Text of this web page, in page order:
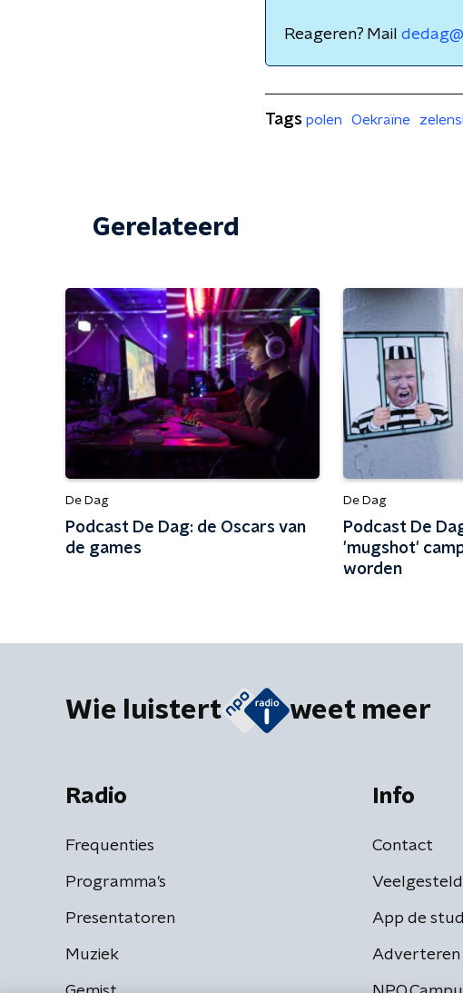
Reageren? Mail
Tags polen Oekraïne
Gerelateerd
De Dag
Podcast De Dag: de Oscars van
de games
De Dag
Podcast De
'mugshot'
worden
Wie luistert weet meer
Radio
Frequenties
Programma's
Presentatoren
Muziek
Info
Contact
App de
Adverteren